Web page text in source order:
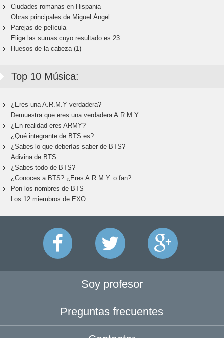
Ciudades romanas en Hispania
Obras principales de Miguel Ángel
Parejas de película
Elige las sumas cuyo resultado es 23
Huesos de la cabeza (1)
Top 10 Música:
¿Eres una A.R.M.Y verdadera?
Demuestra que eres una verdadera A.R.M.Y
¿En realidad eres ARMY?
¿Qué integrante de BTS es?
¿Sabes lo que deberías saber de BTS?
Adivina de BTS
¿Sabes todo de BTS?
¿Conoces a BTS? ¿Eres A.R.M.Y. o fan?
Pon los nombres de BTS
Los 12 miembros de EXO
Soy profesor
Preguntas frecuentes